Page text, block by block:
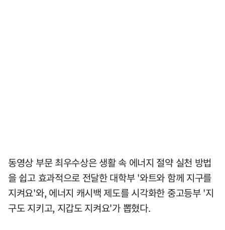
동영상 부문 최우수상은 생활 속 에너지 절약 실천 방법
을 쉽고 효과적으로 전달한 대학부 '와트와 함께 지구를
지켜요'와, 에너지 캐시백 제도를 시각화한 중고등부 '지
구도 지키고, 지갑도 지켜요'가 뽑혔다.